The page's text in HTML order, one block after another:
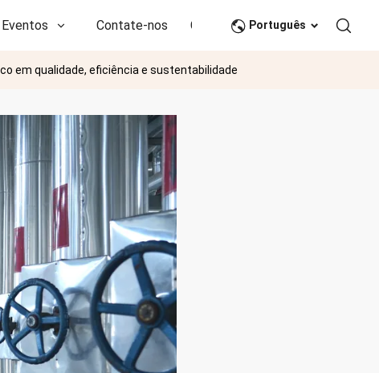
Contate-nos CN Português
em qualidade, eficiência e sustentabilidade